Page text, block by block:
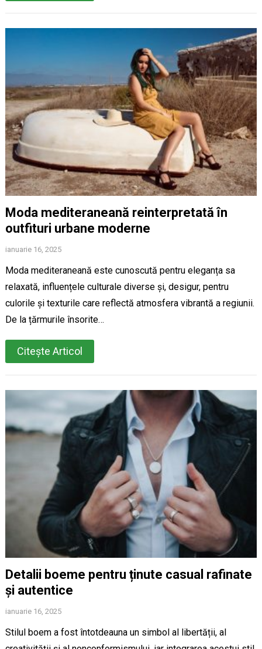
Moda mediteraneană reinterpretată în
outfituri urbane moderne
ianuarie 16, 2025
Moda mediteraneană este cunoscută pentru eleganța sa
relaxată, influențele culturale diverse și, desigur, pentru
culorile și texturile care reflectă atmosfera vibrantă a regiunii.
De la țărmurile însorite…
Citește Articol
Detalii boeme pentru ținute casual rafinate
și autentice
ianuarie 16, 2025
Stilul boem a fost întotdeauna un simbol al libertății, al